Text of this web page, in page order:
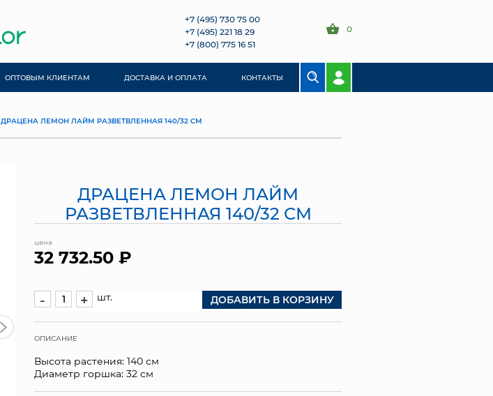
+7 (495) 730 75 00
+7 (495) 221 18 29
+7 (800) 775 16 51
0
ОПТОВЫМ КЛИЕНТАМ ДОСТАВКА И ОПЛАТА КОНТАКТЫ
ДРАЦЕНА ЛЕМОН ЛАЙМ РАЗВЕТВЛЕННАЯ 140/32 СМ
ДРАЦЕНА ЛЕМОН ЛАЙМ
РАЗВЕТВЛЕННАЯ 140/32 СМ
цена
32 732.50 ₽
- + шт. ДОБАВИТЬ В КОРЗИНУ
ОПИСАНИЕ
Высота растения: 140 см
Диаметр горшка: 32 см